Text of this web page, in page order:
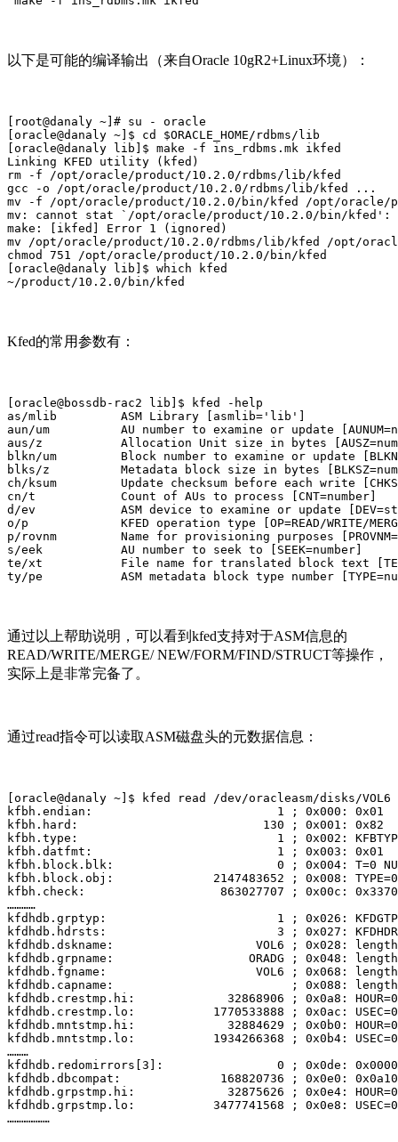
以下是可能的编译输出（来自Oracle 10gR2+Linux环境）：
[root@danaly ~]# su - oracle
[oracle@danaly ~]$ cd $ORACLE_HOME/rdbms/lib
[oracle@danaly lib]$ make -f ins_rdbms.mk ikfed
Linking KFED utility (kfed)
rm -f /opt/oracle/product/10.2.0/rdbms/lib/kfed
gcc -o /opt/oracle/product/10.2.0/rdbms/lib/kfed ...
mv -f /opt/oracle/product/10.2.0/bin/kfed /opt/oracle/
mv: cannot stat `/opt/oracle/product/10.2.0/bin/kfed':
make: [ikfed] Error 1 (ignored)
mv /opt/oracle/product/10.2.0/rdbms/lib/kfed /opt/
chmod 751 /opt/oracle/product/10.2.0/bin/kfed
[oracle@danaly lib]$ which kfed
~/product/10.2.0/bin/kfed
Kfed的常用参数有：
[oracle@bossdb-rac2 lib]$ kfed -help
as/mlib         ASM Library [asmlib='lib']
aun/um          AU number to examine or update
aus/z           Allocation Unit size in bytes
blkn/um         Block number to examine or update
blks/z          Metadata block size in bytes
ch/ksum         Update checksum before each write
cn/t            Count of AUs to process [CNT=number]
d/ev            ASM device to examine or update
o/p             KFED operation type [OP=READ/WRITE/
p/rovnm         Name for provisioning purposes
s/eek           AU number to seek to [SEEK=number]
te/xt           File name for translated block text
ty/pe           ASM metadata block type number
通过以上帮助说明，可以看到kfed支持对于ASM信息的
READ/WRITE/MERGE/ NEW/FORM/FIND/STRUCT等操作，
实际上是非常完备了。
通过read指令可以读取ASM磁盘头的元数据信息：
[oracle@danaly ~]$ kfed read /dev/oracleasm/disks/VOL6
kfbh.endian:                          1 ; 0x000: 0x01
kfbh.hard:                          130 ; 0x001: 0x82
kfbh.type:                            1 ; 0x002:
kfbh.datfmt:                          1 ; 0x003: 0x01
kfbh.block.blk:                       0 ; 0x004: T=0
kfbh.block.obj:              2147483652 ; 0x008:
kfbh.check:                   863027707 ; 0x00c:
…………
kfdhdb.grptyp:                        1 ; 0x026:
kfdhdb.hdrsts:                        3 ; 0x027:
kfdhdb.dskname:                    VOL6 ; 0x028:
kfdhdb.grpname:                   ORADG ; 0x048:
kfdhdb.fgname:                     VOL6 ; 0x068:
kfdhdb.capname:                         ; 0x088:
kfdhdb.crestmp.hi:             32868906 ; 0x0a8:
kfdhdb.crestmp.lo:           1770533888 ; 0x0ac:
kfdhdb.mntstmp.hi:             32884629 ; 0x0b0:
kfdhdb.mntstmp.lo:           1934266368 ; 0x0b4:
………
kfdhdb.redomirrors[3]:                0 ; 0x0de: 0x0000
kfdhdb.dbcompat:              168820736 ; 0x0e0:
kfdhdb.grpstmp.hi:             32875626 ; 0x0e4:
kfdhdb.grpstmp.lo:           3477741568 ; 0x0e8:
………………